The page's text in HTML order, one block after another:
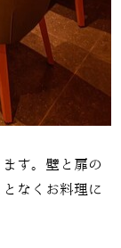
す。壁と扉の
なくお料理に